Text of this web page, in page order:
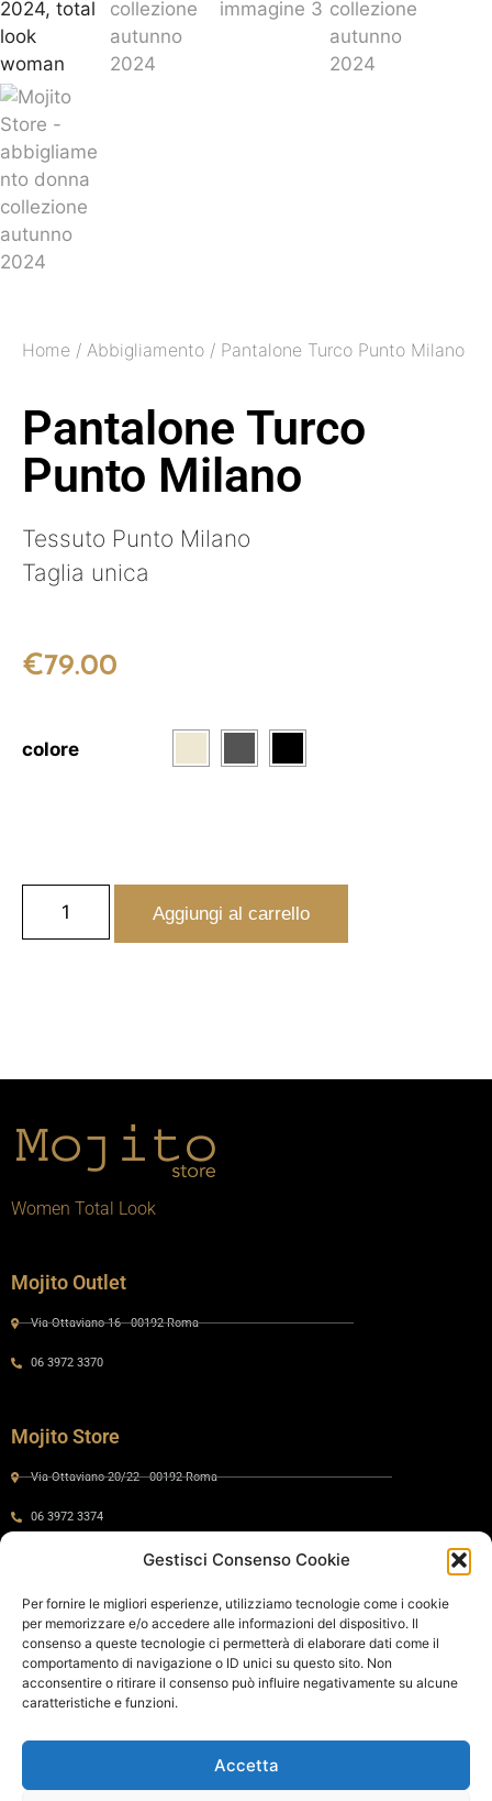
Gestisci Consenso Cookie
Per fornire le migliori esperienze, utilizziamo tecnologie come i cookie
per memorizzare e/o accedere alle informazioni del dispositivo. Il
consenso a queste tecnologie ci permetterà di elaborare dati come il
comportamento di navigazione o ID unici su questo sito. Non
acconsentire o ritirare il consenso può influire negativamente su alcune
caratteristiche e funzioni.
Accetta
Home / Abbigliamento / Pantalone Turco Punto Milano
Pantalone Turco
Punto Milano
Tessuto Punto Milano
Taglia unica
€79.00
colore
Aggiungi al carrello
Women Total Look
Mojito Outlet
Via Ottaviano 16 - 00192 Roma
06 3972 3370
Mojito Store
Via Ottaviano 20/22 - 00192 Roma
06 3972 3374
Via Ottaviano 24 - 00192 Roma
06 575 8821
Policy
Cookie Policy